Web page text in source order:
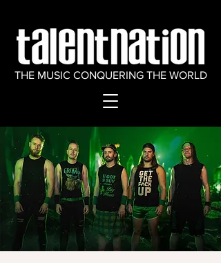
THE MUSIC CONQUERING THE WORLD